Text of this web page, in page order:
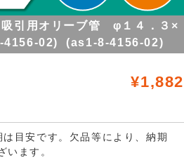
引用オリーブ管 φ１４．３×
4156-02) (as1-8-4156-02)
¥1,882
目安です。欠品等により、納期
います。